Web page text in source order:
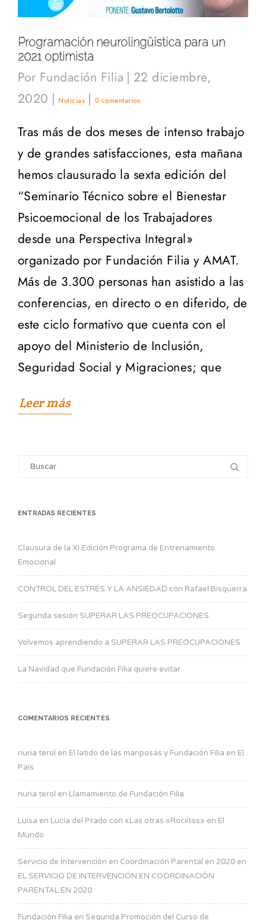
Programación neurolingüística para un
2021 optimista
Por Fundación Filia | 22 diciembre,
2020 | Noticias | 0 comentarios
Tras más de dos meses de intenso trabajo
y de grandes satisfacciones, esta mañana
hemos clausurado la sexta edición del
“Seminario Técnico sobre el Bienestar
Psicoemocional de los Trabajadores
desde una Perspectiva Integral»
organizado por Fundación Filia y AMAT.
Más de 3.300 personas han asistido a las
conferencias, en directo o en diferido, de
este ciclo formativo que cuenta con el
apoyo del Ministerio de Inclusión,
Seguridad Social y Migraciones; que
Leer más
Search
ENTRADAS RECIENTES
Clausura de la XI Edición Programa de Entrenamiento
Emocional
CONTROL DEL ESTRÉS Y LA ANSIEDAD con Rafael Bisquerra
Segunda sesión SUPERAR LAS PREOCUPACIONES
Volvemos aprendiendo a SUPERAR LAS PREOCUPACIONES
La Navidad que Fundación Filia quiere evitar
COMENTARIOS RECIENTES
nuria terol en El latido de las mariposas y Fundación Filia en El
País
nuria terol en Llamamiento de Fundación Filia
Luisa en Lucía del Prado con «Las otras «Rociítos» en El
Mundo
Servicio de Intervención en Coordinación Parental en 2020 en
EL SERVICIO DE INTERVENCIÓN EN COORDINACIÓN
PARENTAL EN 2020
Fundación Filia en Segunda Promoción del Curso de